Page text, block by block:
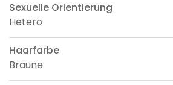
Sexuelle Orientierung
Hetero
Haarfarbe
Braune